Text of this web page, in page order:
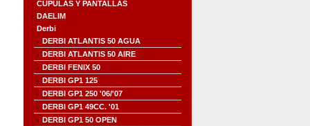
CUPULAS Y PANTALLAS
DAELIM
Derbi
DERBI ATLANTIS 50 AGUA
DERBI ATLANTIS 50 AIRE
DERBI FENIX 50
DERBI GP1 125
DERBI GP1 250 '06/'07
DERBI GP1 49CC. '01
DERBI GP1 50 OPEN